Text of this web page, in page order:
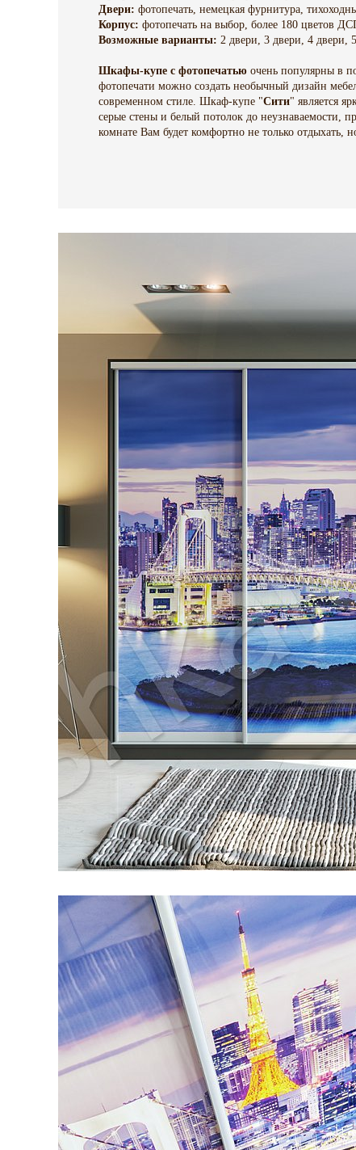
Двери: фотопечать, немецкая фурнитура,
Корпус: фотопечать на выбор, более 180
Возможные варианты: 2 двери, 3 двери, 4 двери,
Шкафы-купе с фотопечатью очень популярны в
фотопечати можно создать необычный дизайн
современном стиле. Шкаф-купе "Сити" является
серые стены и белый потолок до неузнаваемости,
комнате Вам будет комфортно не только отдыхать,